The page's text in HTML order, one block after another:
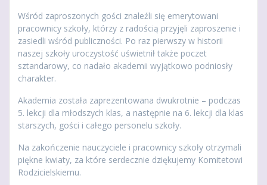
Wśród zaproszonych gości znaleźli się emerytowani
pracownicy szkoły, którzy z radością przyjęli zaproszenie i
zasiedli wśród publiczności. Po raz pierwszy w historii
naszej szkoły uroczystość uświetnił także poczet
sztandarowy, co nadało akademii wyjątkowo podniosły
charakter.
Akademia została zaprezentowana dwukrotnie – podczas
5. lekcji dla młodszych klas, a następnie na 6. lekcji dla klas
starszych, gości i całego personelu szkoły.
Na zakończenie nauczyciele i pracownicy szkoły otrzymali
piękne kwiaty, za które serdecznie dziękujemy Komitetowi
Rodzicielskiemu.